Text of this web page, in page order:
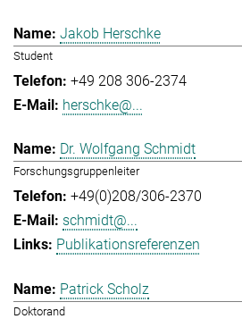
Jakob Herschke
Student
+49 208 306-2374
herschke@...
Dr. Wolfgang Schmidt
Forschungsgruppenleiter
+49(0)208/306-2370
schmidt@...
Publikationsreferenzen
Patrick Scholz
Doktorand